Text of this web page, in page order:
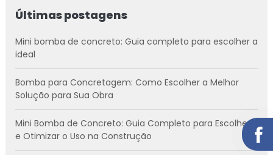
Últimas postagens
Mini bomba de concreto: Guia completo para escolher a
ideal
Bomba para Concretagem: Como Escolher a Melhor
Solução para Sua Obra
Mini Bomba de Concreto: Guia Completo para Escolher
e Otimizar o Uso na Construção